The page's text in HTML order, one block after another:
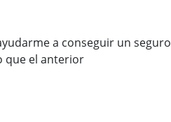
a conseguir un seguro
que el anterior